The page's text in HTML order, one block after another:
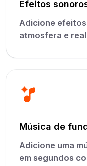
Efeitos
Adicione
atmosfera e
Música de
Adicione uma
em segundos